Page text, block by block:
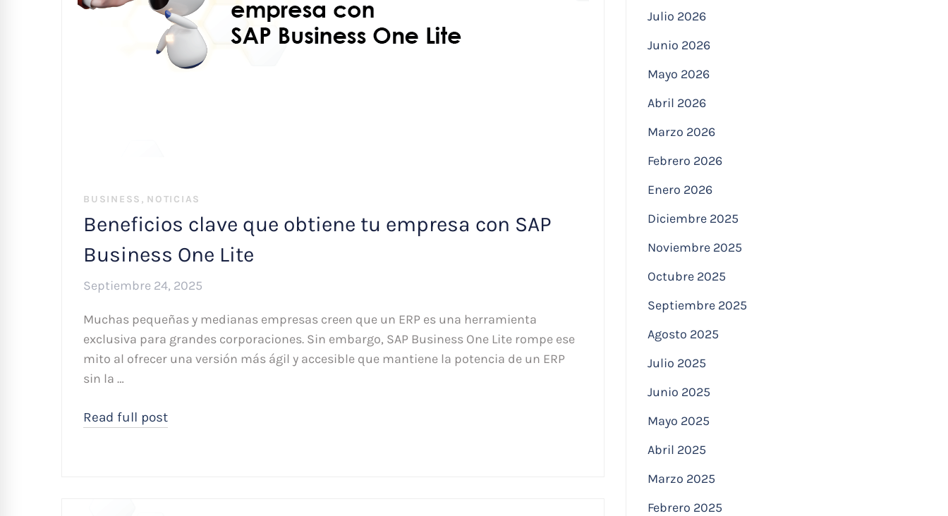
BUSINESS , NOTICIAS
Beneficios clave que obtiene tu empresa con SAP
Business One Lite
Septiembre 24, 2025
Muchas pequeñas y medianas empresas creen que un ERP es una herramienta
exclusiva para grandes corporaciones. Sin embargo, SAP Business One Lite rompe ese
mito al ofrecer una versión más ágil y accesible que mantiene la potencia de un ERP
sin la …
Read full post
Julio 2026
Junio 2026
Mayo 2026
Abril 2026
Marzo 2026
Febrero 2026
Enero 2026
Diciembre 2025
Noviembre 2025
Octubre 2025
Septiembre 2025
Agosto 2025
Julio 2025
Junio 2025
Mayo 2025
Abril 2025
Marzo 2025
Febrero 2025